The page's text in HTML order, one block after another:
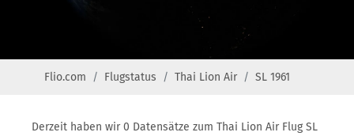
Flio.com Flugstatus Thai Lion Air SL 1961
Derzeit haben wir 0 Datensätze zum Thai Lion Air Flug SL